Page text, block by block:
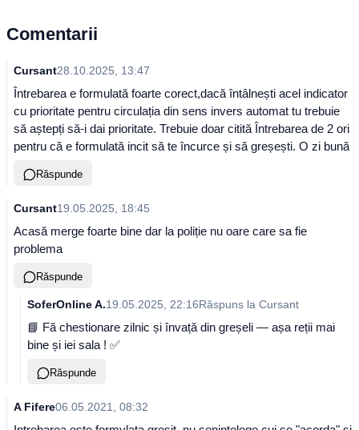
Comentarii
Cursant28.10.2025, 13:47
Întrebarea e formulată foarte corect,dacă întâlnești acel indicator
cu prioritate pentru circulația din sens invers automat tu trebuie
să aștepți să-i dai prioritate. Trebuie doar citită Întrebarea de 2 ori
pentru că e formulată incit să te încurce și să greșești. O zi bună
Răspunde
Cursant19.05.2025, 18:45
Acasă merge foarte bine dar la poliție nu oare care sa fie
problema
Răspunde
SoferOnline A.19.05.2025, 22:16Răspuns la Cursant
📘 Fă chestionare zilnic și învață din greșeli — așa reții mai
bine și iei sala ! ✅
Răspunde
A Fifere06.05.2021, 08:32